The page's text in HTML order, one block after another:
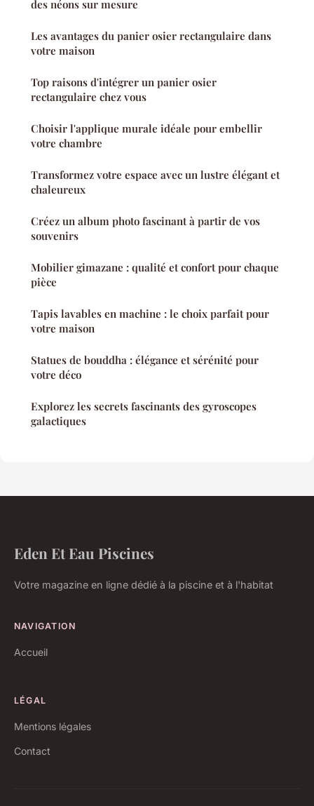
des néons sur mesure
Les avantages du panier osier rectangulaire dans
votre maison
Top raisons d'intégrer un panier osier
rectangulaire chez vous
Choisir l'applique murale idéale pour embellir
votre chambre
Transformez votre espace avec un lustre élégant et
chaleureux
Créez un album photo fascinant à partir de vos
souvenirs
Mobilier gimazane : qualité et confort pour chaque
pièce
Tapis lavables en machine : le choix parfait pour
votre maison
Statues de bouddha : élégance et sérénité pour
votre déco
Explorez les secrets fascinants des gyroscopes
galactiques
Eden Et Eau Piscines
Votre magazine en ligne dédié à la piscine et à l'habitat
NAVIGATION
Accueil
LÉGAL
Mentions légales
Contact